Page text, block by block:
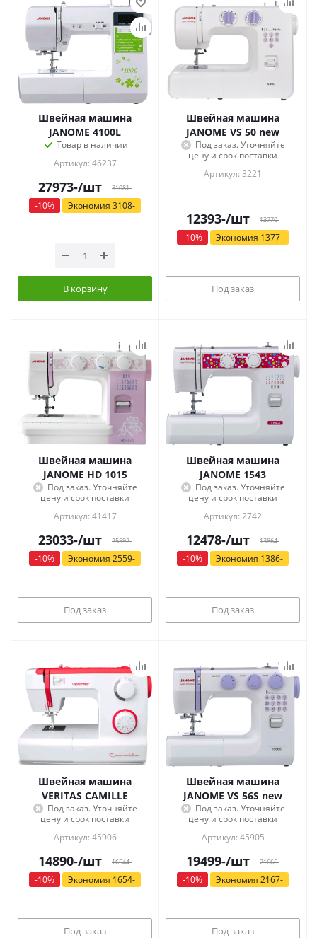
Швейная машина
JANOME 4100L
Товар в наличии
Артикул: 46237
27973-/шт 31081-
-10% Экономия 3108-
В корзину
Швейная машина
JANOME VS 50 new
Под заказ. Уточняйте
цену и срок поставки
Артикул: 3221
12393-/шт 13770-
-10% Экономия 1377-
Под заказ
Швейная машина
JANOME HD 1015
Под заказ. Уточняйте
цену и срок поставки
Артикул: 41417
23033-/шт 25592-
-10% Экономия 2559-
Под заказ
Швейная машина
JANOME 1543
Под заказ. Уточняйте
цену и срок поставки
Артикул: 2742
12478-/шт 13864-
-10% Экономия 1386-
Под заказ
Швейная машина
VERITAS CAMILLE
Под заказ. Уточняйте
цену и срок поставки
Артикул: 45906
14890-/шт 16544-
-10% Экономия 1654-
Под заказ
Швейная машина
JANOME VS 56S new
Под заказ. Уточняйте
цену и срок поставки
Артикул: 45905
19499-/шт 21666-
-10% Экономия 2167-
Под заказ